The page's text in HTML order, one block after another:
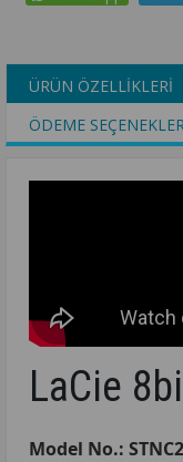
ÜRÜN ÖZELLIKLERI
ÖDEME
LaCie
Model No.: